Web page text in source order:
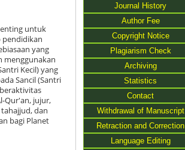
Journal History
Author Fee
Copyright Notice
Plagiarism Check
Archiving
Statistics
Contact
Withdrawal of Manuscript
Retraction and Correction
Language Editing
untuk
pendidikan
yang
menggunakan
Kecil) yang
Sancil (Santri
Qur'an, jujur,
dan
bagi Planet